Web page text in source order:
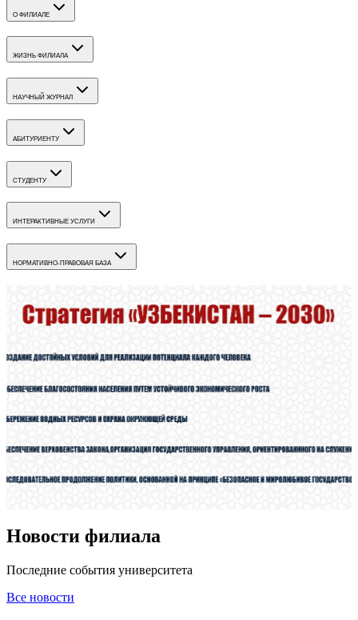
О ФИЛИАЛЕ
ЖИЗНЬ ФИЛИАЛА
НАУЧНЫЙ ЖУРНАЛ
АБИТУРИЕНТУ
СТУДЕНТУ
ИНТЕРАКТИВНЫЕ УСЛУГИ
НОРМАТИВНО-ПРАВОВАЯ БАЗА
Новости филиала
Последние события университета
Все новости